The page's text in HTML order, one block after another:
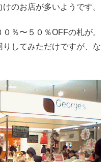
のお店が多いようです。
％〜５０％OFFの札が。
してみただけですが、な